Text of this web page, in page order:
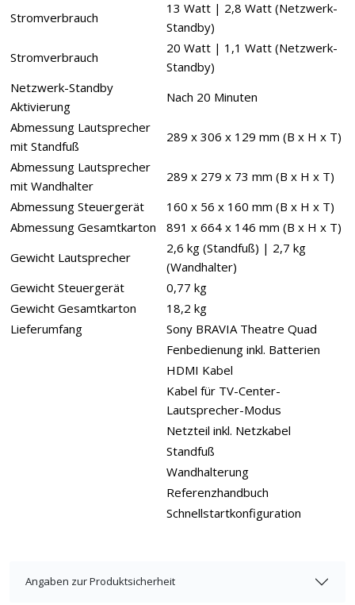
Stromverbrauch
13 Watt | 2,8 Watt (Netzwerk-
Standby)
Stromverbrauch
20 Watt | 1,1 Watt (Netzwerk-
Standby)
Netzwerk-Standby
Aktivierung
Nach 20 Minuten
Abmessung Lautsprecher
mit Standfuß
289 x 306 x 129 mm (B x H x T)
Abmessung Lautsprecher
mit Wandhalter
289 x 279 x 73 mm (B x H x T)
Abmessung Steuergerät
160 x 56 x 160 mm (B x H x T)
Abmessung Gesamtkarton
891 x 664 x 146 mm (B x H x T)
Gewicht Lautsprecher
2,6 kg (Standfuß) | 2,7 kg
(Wandhalter)
Gewicht Steuergerät
0,77 kg
Gewicht Gesamtkarton
18,2 kg
Lieferumfang
Sony BRAVIA Theatre Quad
Fenbedienung inkl. Batterien
HDMI Kabel
Kabel für TV-Center-
Lautsprecher-Modus
Netzteil inkl. Netzkabel
Standfuß
Wandhalterung
Referenzhandbuch
Schnellstartkonfiguration
Angaben zur Produktsicherheit